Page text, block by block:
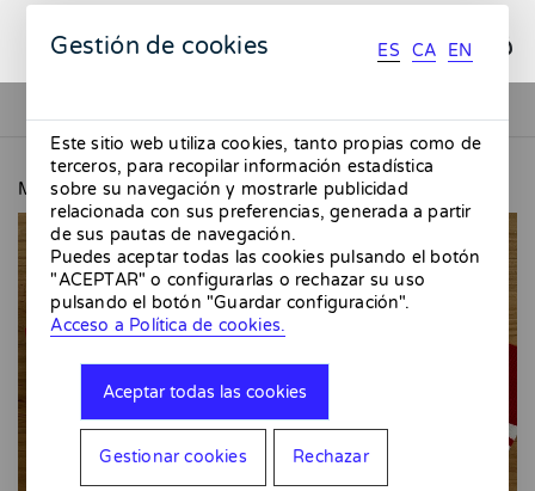
EN
MMMMERCAT Calcetines Sirena
Gestión de cookies ES CA EN
Este sitio web utiliza cookies, tanto propias como de
terceros, para recopilar información estadística
sobre su navegación y mostrarle publicidad
relacionada con sus preferencias, generada a partir
de sus pautas de navegación.
Puedes aceptar todas las cookies pulsando el botón
"ACEPTAR" o configurarlas o rechazar su uso
pulsando el botón "Guardar configuración".
Acceso a Política de cookies.
Aceptar todas las cookies
Gestionar cookies Rechazar